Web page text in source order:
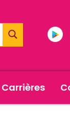
Carrières